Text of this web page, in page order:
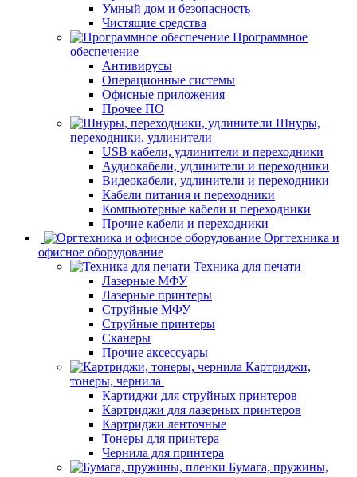
Умный дом и безопасность
Чистящие средства
Программное
обеспечение
Антивирусы
Операционные системы
Офисные приложения
Прочее ПО
Шнуры,
переходники, удлинители
USB кабели, удлинители и переходники
Аудиокабели, удлинители и переходники
Видеокабели, удлинители и переходники
Кабели питания и переходники
Компьютерные кабели и переходники
Прочие кабели и переходники
Оргтехника и
офисное оборудование
Техника для печати
Лазерные МФУ
Лазерные принтеры
Струйные МФУ
Струйные принтеры
Сканеры
Прочие аксессуары
Картриджи,
тонеры, чернила
Картиджи для струйных принтеров
Картриджи для лазерных принтеров
Картриджи ленточные
Тонеры для принтера
Чернила для принтера
Бумага, пружины,